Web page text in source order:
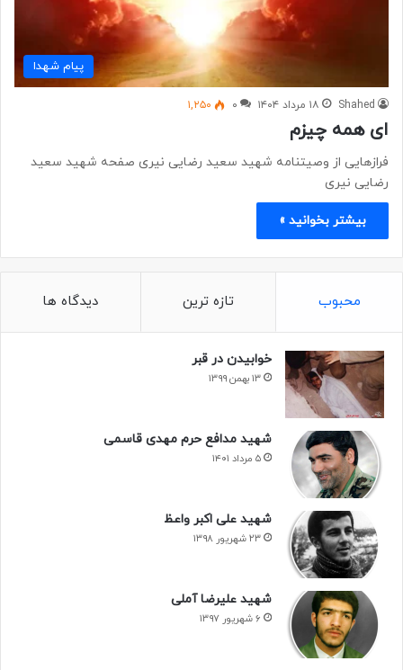
پیام شهدا
Shahed ۱۸ مرداد ۱۴۰۴ ۰ ۱,۲۵۰
ای همه چیزم
فرازهایی از وصیتنامه شهید سعید رضایی نیری صفحه شهید سعید
رضایی نیری
بیشتر بخوانید »
محبوب تازه ترین دیدگاه ها
خوابیدن در قبر
۱۳ بهمن ۱۳۹۹
شهید مدافع حرم مهدی قاسمی
۵ مرداد ۱۴۰۱
شهید علی اکبر واعظ
۲۳ شهریور ۱۳۹۸
شهید علیرضا آملی
۶ شهریور ۱۳۹۷